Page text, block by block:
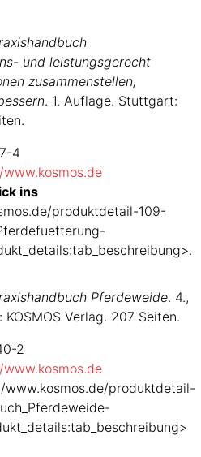
und leistungsgerecht
zusammenstellen,
. 1. Auflage. Stuttgart:
4
ins
produktdetail-109-
Pferdeweide. 4.,
Verlag. 207 Seiten.
2
www.kosmos.de/produktdetail-